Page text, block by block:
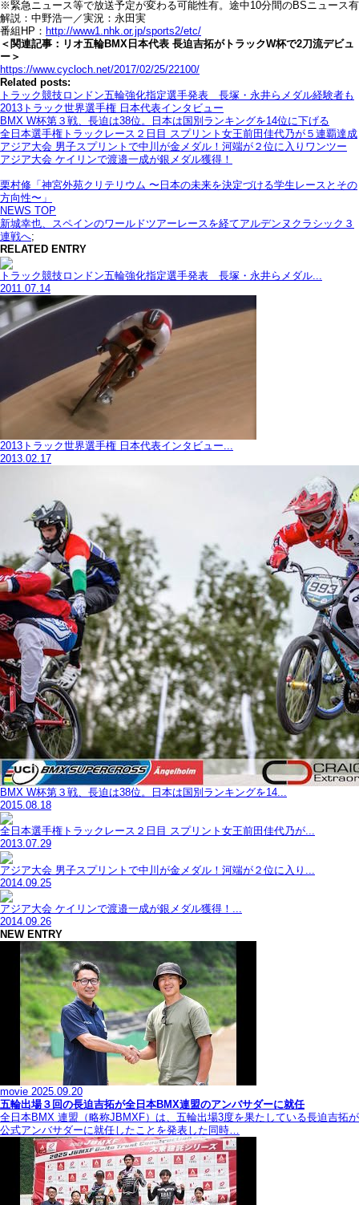
※緊急ニュース等で放送予定が変わる可能性有。途中10分間のBSニュース有
解説：中野浩一／実況：永田実
番組HP： http://www1.nhk.or.jp/sports2/etc/
＜関連記事：リオ五輪BMX日本代表 長迫吉拓がトラックW杯で2刀流デビュ
ー＞
https://www.cycloch.net/2017/02/25/22100/
Related posts:
トラック競技ロンドン五輪強化指定選手発表 長塚・永井らメダル経験者も
2013トラック世界選手権 日本代表インタビュー
BMX W杯第３戦、長迫は38位。日本は国別ランキングを14位に下げる
全日本選手権トラックレース２日目 スプリント女王前田佳代乃が５連覇達成
アジア大会 男子スプリントで中川が金メダル！河端が２位に入りワンツー
アジア大会 ケイリンで渡邉一成が銀メダル獲得！
栗村修「神宮外苑クリテリウム 〜日本の未来を決定づける学生レースとその
方向性〜」
NEWS TOP
新城幸也、スペインのワールドツアーレースを経てアルデンヌクラシック３
連戦へ;
RELATED ENTRY
トラック競技ロンドン五輪強化指定選手発表 長塚・永井らメダル...
2011.07.14
2013トラック世界選手権 日本代表インタビュー...
2013.02.17
BMX W杯第３戦、長迫は38位。日本は国別ランキングを14...
2015.08.18
全日本選手権トラックレース２日目 スプリント女王前田佳代乃が...
2013.07.29
アジア大会 男子スプリントで中川が金メダル！河端が２位に入り...
2014.09.25
アジア大会 ケイリンで渡邉一成が銀メダル獲得！...
2014.09.26
NEW ENTRY
movie 2025.09.20
五輪出場３回の長迫吉拓が全日本BMX連盟のアンバサダーに就任
全日本BMX 連盟（略称JBMXF）は、五輪出場3度を果たしている長迫吉拓が
公式アンバサダーに就任したことを発表した同時…